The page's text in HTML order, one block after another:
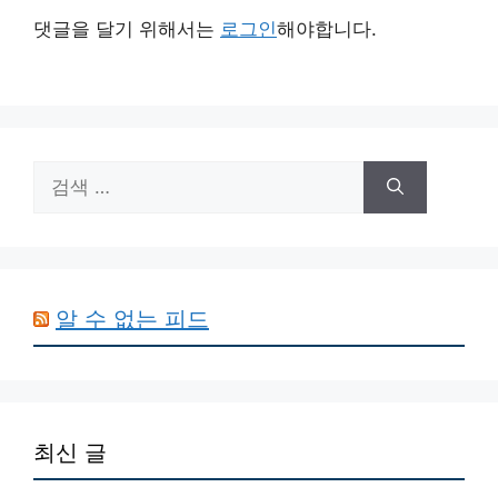
댓글을 달기 위해서는 로그인해야합니다.
색:
알 수 없는 피드
최신 글